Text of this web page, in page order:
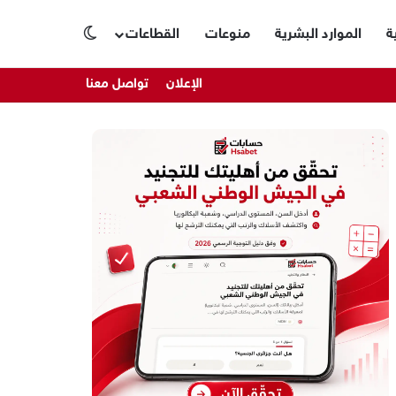
الموارد البشرية منوعات القطاعات
الإعلان تواصل معنا